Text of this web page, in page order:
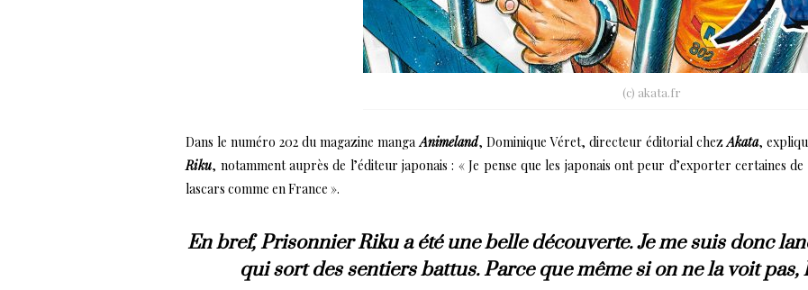
(c) akata.fr
Dans le numéro 202 du magazine mangaAnimeland, Dominique Véret, directeur éditorial chezAkata,
Riku, notamment auprès de l’éditeur japonais : « Je pense que les japonais ont peur d’exporter certaines
lascars comme en France ».
En bref, Prisonnier Riku a été une belle découverte. Je me suis donc
qui sort des sentiers battus. Parce que même si on ne la voit